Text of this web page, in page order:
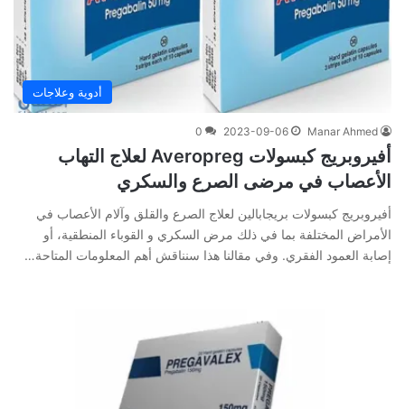
أدوية وعلاجات
Manar Ahmed
2023-09-06
0
أفيروبريج كبسولات Averopreg لعلاج التهاب
الأعصاب في مرضى الصرع والسكري
أفيروبريج كبسولات بريجابالين لعلاج الصرع والقلق وآلام الأعصاب في
الأمراض المختلفة بما في ذلك مرض السكري و القوباء المنطقية، أو
إصابة العمود الفقري. وفي‌ ‌مقالنا‌ ‌هذا‌ ‌سنناقش‌ ‌أهم‌ ‌المعلومات‌ ‌المتاحة‌…